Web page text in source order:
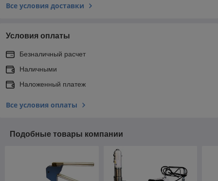
Все условия доставки
Условия оплаты
Безналичный расчет
Наличными
Наложенный платеж
Все условия оплаты
Подобные товары компании